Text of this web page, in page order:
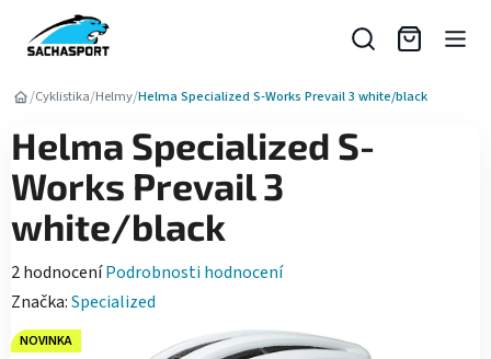
obsah
/Cyklistika/Helmy/Helma Specialized S-Works Prevail 3 white/black
Helma Specialized S-
Works Prevail 3
white/black
Průměrné
hodnocení
produktu
2 hodnoceníPodrobnosti hodnocení
Značka:Specialized
NOVINKA